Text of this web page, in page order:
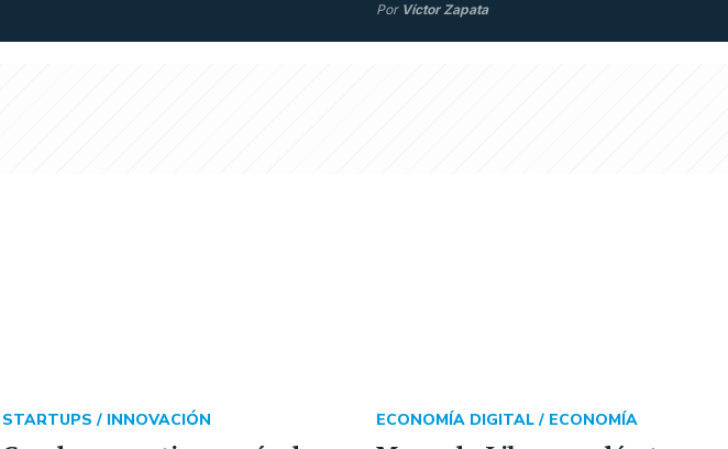
Por Víctor Zapata
STARTUPS / INNOVACIÓN ECONOMÍA DIGITAL / ECONOMÍA